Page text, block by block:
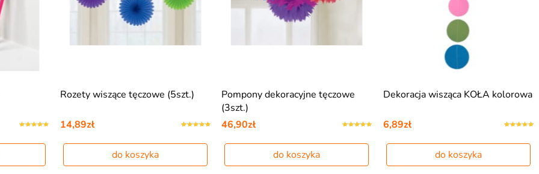
Rozety wiszące tęczowe (5szt.)
14,89zł
do koszyka
Pompony dekoracyjne tęczowe
(3szt.)
46,90zł
do koszyka
Dekoracja wisząca KOŁA kolorowa
6,89zł
do koszyka